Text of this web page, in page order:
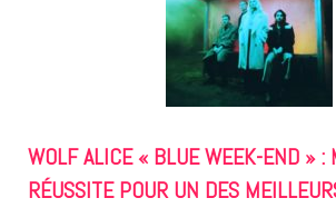
WOLF ALICE « BLUE WEEK-END » :
RÉUSSITE POUR UN DES